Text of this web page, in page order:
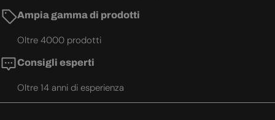
Ampia gamma di prodotti
Oltre 4000 prodotti
Consigli esperti
Oltre 14 anni di esperienza